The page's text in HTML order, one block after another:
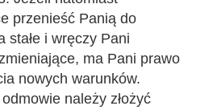
przenieść Panią do
stałe i wręczy Pani
ma Pani prawo
nowych warunków.
należy złożyć